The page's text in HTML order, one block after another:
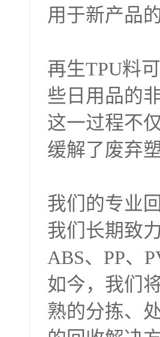
用于新产品
再生TPU料
些日用品的
这一过程不
缓解了废弃
我们的专业
我们长期致
ABS、PP、
如今，我们
熟的分拣、